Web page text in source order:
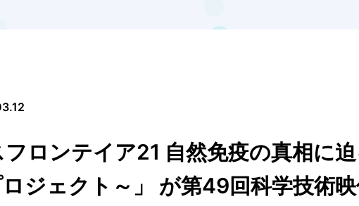
フロンテイア21 自然免疫の真相に
ジェクト～」 が第49回科学技術